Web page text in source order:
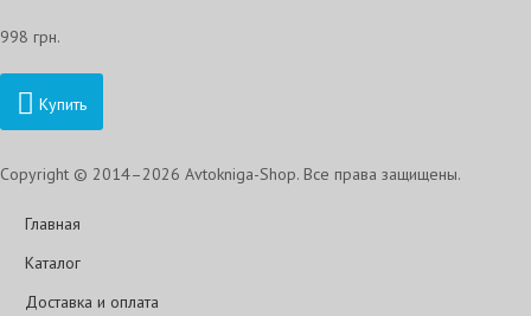
998 грн.
Купить
Copyright © 2014–2026 Avtokniga-Shop. Все права защищены.
Главная
Каталог
Доставка и оплата